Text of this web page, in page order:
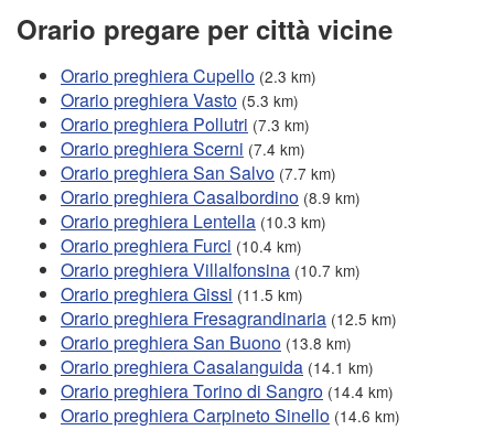
Orario pregare per città vicine
Orario preghiera Cupello (2.3 km)
Orario preghiera Vasto (5.3 km)
Orario preghiera Pollutri (7.3 km)
Orario preghiera Scerni (7.4 km)
Orario preghiera San Salvo (7.7 km)
Orario preghiera Casalbordino (8.9 km)
Orario preghiera Lentella (10.3 km)
Orario preghiera Furci (10.4 km)
Orario preghiera Villalfonsina (10.7 km)
Orario preghiera Gissi (11.5 km)
Orario preghiera Fresagrandinaria (12.5 km)
Orario preghiera San Buono (13.8 km)
Orario preghiera Casalanguida (14.1 km)
Orario preghiera Torino di Sangro (14.4 km)
Orario preghiera Carpineto Sinello (14.6 km)